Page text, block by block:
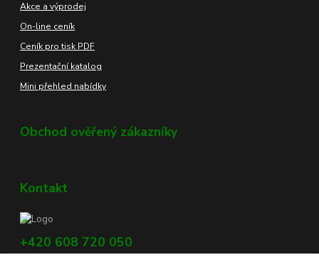
Akce a výprodej
On-line ceník
Ceník pro tisk PDF
Prezentační katalog
Mini přehled nabídky
Obchod ověřený zákazníky
Kontakt
+420 608 720 050
Využijte náš chat, vpravo dole na obrazovce.